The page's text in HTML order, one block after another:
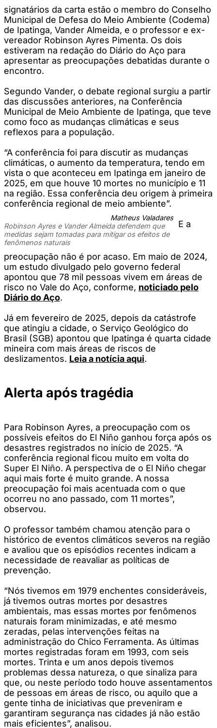
signatários da carta estão o membro do Conselho
Municipal de Defesa do Meio Ambiente (Codema)
de Ipatinga, Vander Almeida, e o professor e ex-
vereador Robinson Ayres Pimenta. Os dois
estiveram na redação do Diário do Aço para
apresentar as preocupações debatidas durante o
encontro.
Segundo Vander, o debate regional surgiu a partir
das discussões anteriores, na Conferência
Municipal de Meio Ambiente de Ipatinga, que teve
como foco as mudanças climáticas e seus
reflexos para a população.
“A conferência foi para discutir as mudanças
climáticas, o aumento da temperatura, tendo em
vista o que aconteceu em Ipatinga em janeiro de
2025, em que houve 10 mortes no município e 11
na região. Essa conferência deu origem à primeira
conferência regional de meio ambiente”.
Matheus Valadares
Robinson Ayres e Vander Almeida defendem que
medidas sejam tomadas para mitigar os efeitos de
fenômenos naturais
E a
preocupação não é por acaso. Em maio de 2024,
um estudo divulgado pelo governo federal
apontou que 78 mil pessoas vivem em áreas de
risco no Vale do Aço, conforme, noticiado pelo
Diário do Aço.
Já em fevereiro de 2025, depois da catástrofe
que atingiu a cidade, o Serviço Geológico do
Brasil (SGB) apontou que Ipatinga é quarta cidade
mineira com mais áreas de riscos de
deslizamentos. Leia a notícia aqui.
Alerta após tragédia
Para Robinson Ayres, a preocupação com os
possíveis efeitos do El Niño ganhou força após os
desastres registrados no início de 2025. “A
conferência regional ficou muito em volta do
Super El Niño. A perspectiva de o El Niño chegar
aqui mais forte é muito grande. A nossa
preocupação foi mais acentuada com o que
ocorreu no ano passado, com 11 mortes”,
observou.
O professor também chamou atenção para o
histórico de eventos climáticos severos na região
e avaliou que os episódios recentes indicam a
necessidade de reavaliar as políticas de
prevenção.
“Nós tivemos em 1979 enchentes consideráveis,
já tivemos outras mortes por desastres
ambientais, mas essas mortes por fenômenos
naturais foram minimizadas, e até mesmo
zeradas, pelas intervenções feitas na
administração do Chico Ferramenta. As últimas
mortes registradas foram em 1993, com seis
mortes. Trinta e um anos depois tivemos
problemas dessa natureza, o que sinaliza para
que, ou neste período todo houve assentamentos
de pessoas em áreas de risco, ou aquilo que a
gente tinha de iniciativas que preveniram e
garantiram segurança nas cidades já não estão
mais eficientes”, analisou.